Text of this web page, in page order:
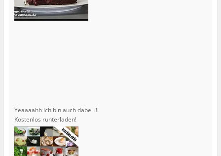
Yeaaaahh ich bin auch dabei !!!
Kostenlos runterladen!